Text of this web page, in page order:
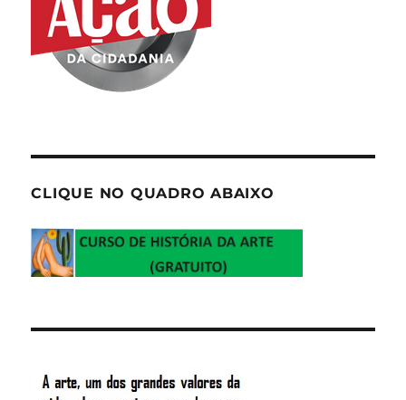
CLIQUE NO QUADRO ABAIXO